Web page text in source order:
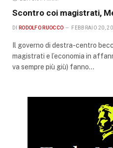
Scontro coi magistrati,
DI RODOLFO RUOCCO FEBBRAIO 20,
Il governo di destra-centro
magistrati e l’economia in
va sempre più giù) fanno…